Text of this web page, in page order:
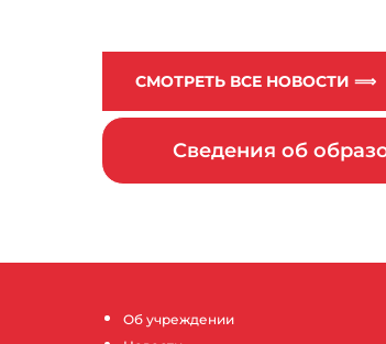
СМОТРЕТЬ ВСЕ НОВОСТИ ⟹
Сведения об
Об учреждении